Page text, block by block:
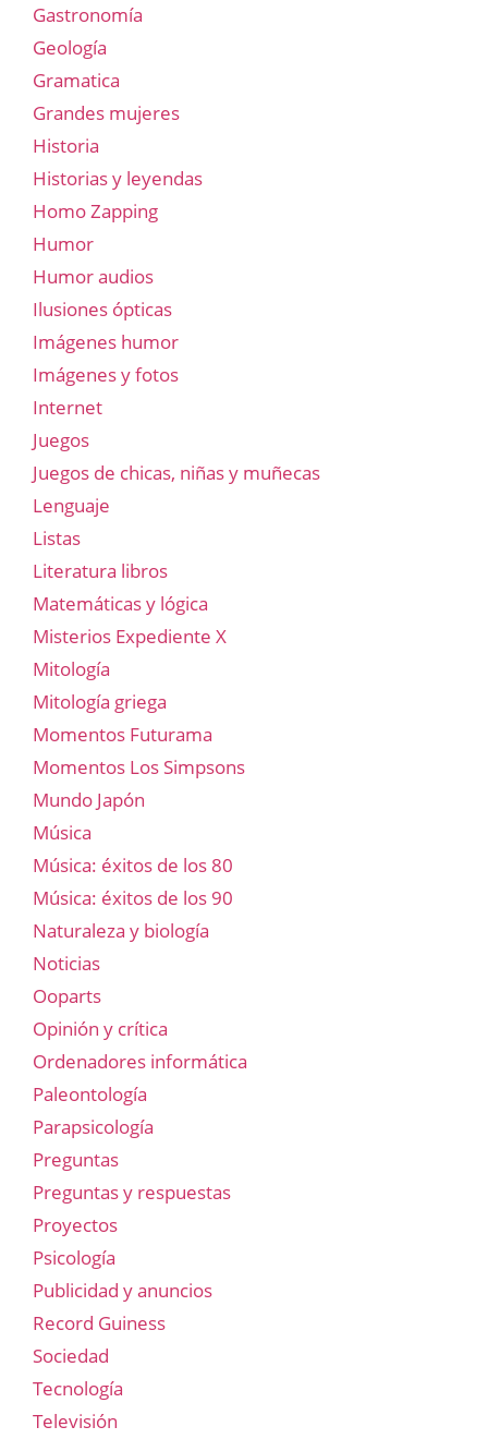
Gastronomía
Geología
Gramatica
Grandes mujeres
Historia
Historias y leyendas
Homo Zapping
Humor
Humor audios
Ilusiones ópticas
Imágenes humor
Imágenes y fotos
Internet
Juegos
Juegos de chicas, niñas y muñecas
Lenguaje
Listas
Literatura libros
Matemáticas y lógica
Misterios Expediente X
Mitología
Mitología griega
Momentos Futurama
Momentos Los Simpsons
Mundo Japón
Música
Música: éxitos de los 80
Música: éxitos de los 90
Naturaleza y biología
Noticias
Ooparts
Opinión y crítica
Ordenadores informática
Paleontología
Parapsicología
Preguntas
Preguntas y respuestas
Proyectos
Psicología
Publicidad y anuncios
Record Guiness
Sociedad
Tecnología
Televisión